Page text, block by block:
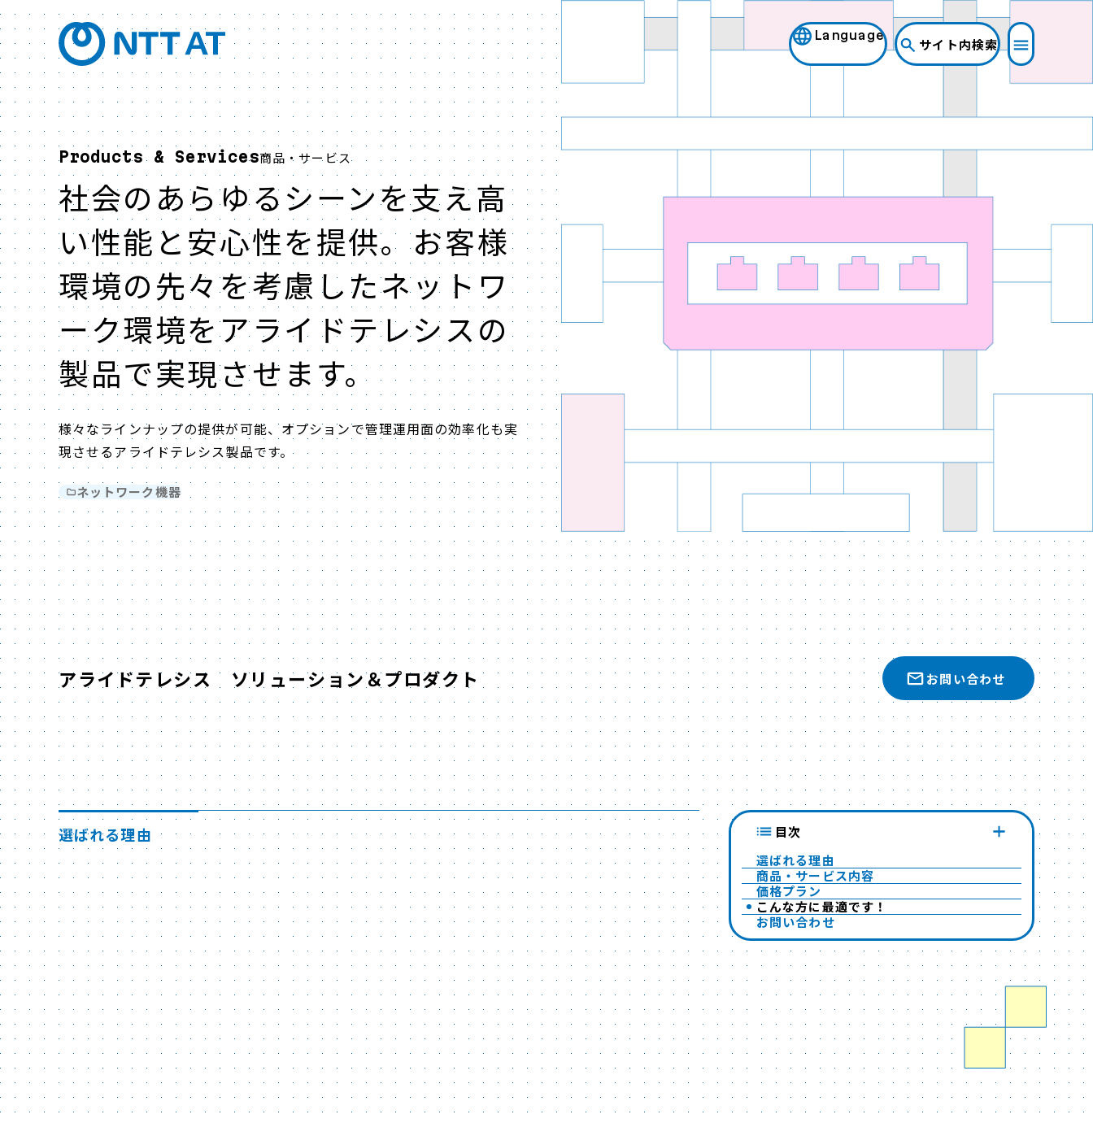
Language
サイト内検索
Products & Services商品・サービス
社会のあらゆるシーンを支え高
い性能と安心性を提供。お客様
環境の先々を考慮したネットワ
ーク環境をアライドテレシスの
製品で実現させます。
様々なラインナップの提供が可能、オプションで管理運用面の効率化も実
現させるアライドテレシス製品です。
ネットワーク機器
アライドテレシス ソリューション＆プロダクト お問い合わせ
選ばれる理由
目次
選ばれる理由
商品・サービス内容
価格プラン
こんな方に最適です！
お問い合わせ